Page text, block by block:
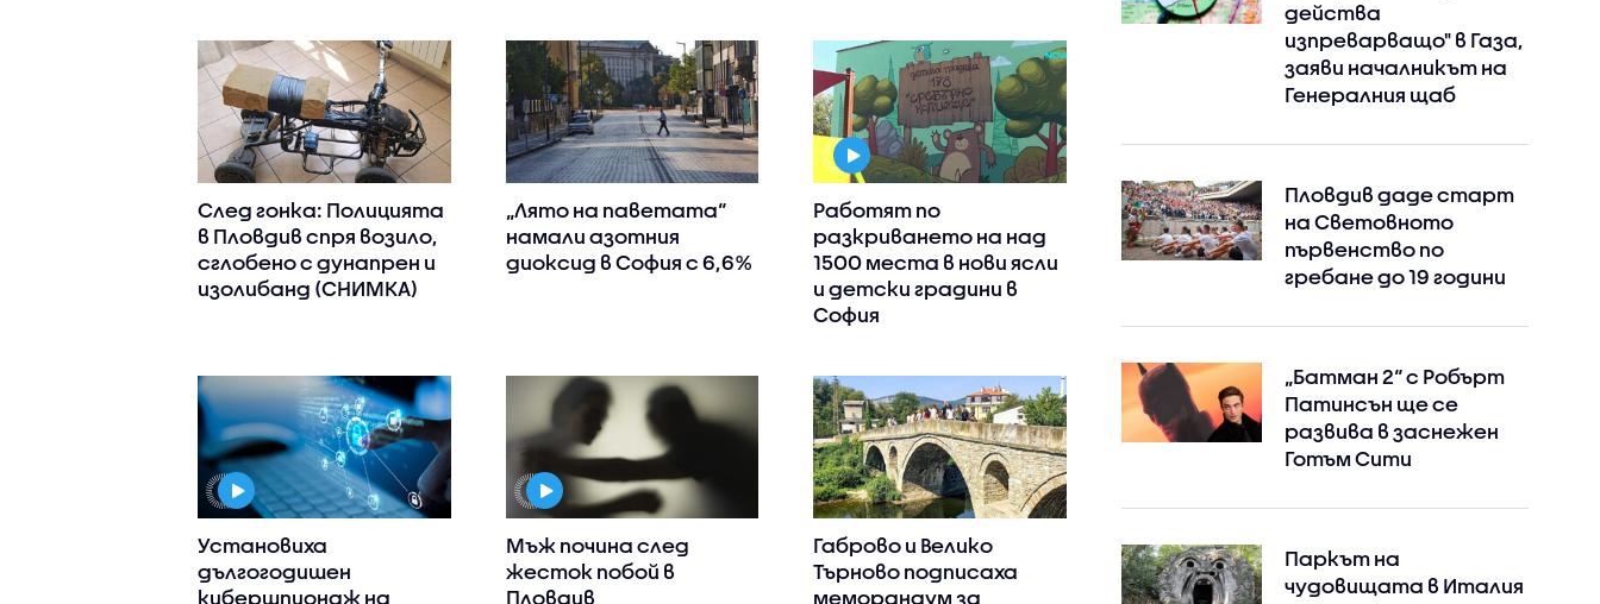
След гонка: Полицията
в Пловдив спря возило,
сглобено с дунапрен и
изолибанд (СНИМКА)
„Лято на паветата“
намали азотния
диоксид в София с 6,6%
Работят по
разкриването на над
1500 места в нови ясли
и детски градини в
София
Установиха
дългогодишен
кибершпионаж на
Мъж почина след
жесток побой в
Пловдив
Габрово и Велико
Търново подписаха
меморандум за
действа
изпреварващо" в Газа,
заяви началникът на
Генералния щаб
Пловдив даде старт
на Световното
първенство по
гребане до 19 години
„Батман 2“ с Робърт
Патинсън ще се
развива в заснежен
Готъм Сити
Паркът на
чудовищата в Италия